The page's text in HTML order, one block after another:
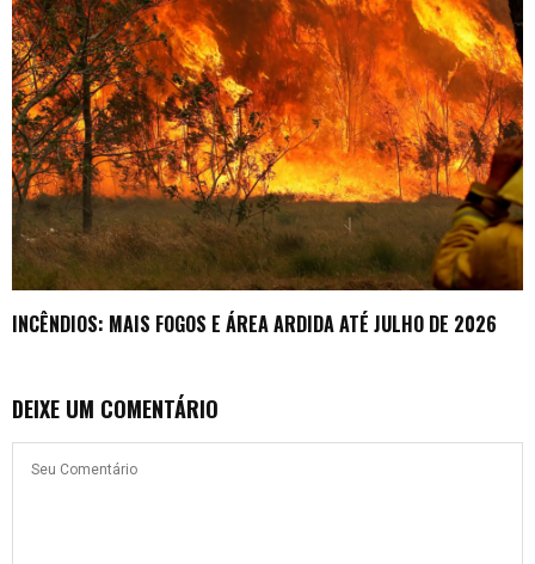
INCÊNDIOS: MAIS FOGOS E ÁREA ARDIDA ATÉ JULHO DE 2026
DEIXE UM COMENTÁRIO